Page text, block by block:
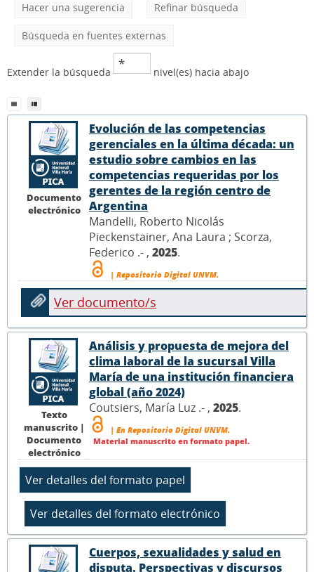
Hacer una sugerencia
Refinar búsqueda
Búsqueda en fuentes externas
Extender la búsqueda nivel(es) hacia abajo
Documento
electrónico
Evolución de las competencias
gerenciales en la última década: un
estudio sobre cambios en las
competencias requeridas por los
gerentes de la región centro de
Argentina
Mandelli, Roberto Nicolás
Pieckenstainer, Ana Laura ; Scorza,
Federico .- , 2025.
| Repositorio Digital UNVM.
Ver documento/s
Texto
manuscrito |
Documento
electrónico
Análisis y propuesta de mejora del
clima laboral de la sucursal Villa
María de una institución financiera
global (año 2024)
Coutsiers, María Luz .- , 2025.
| En Repositorio Digital UNVM.
Material manuscrito en formato papel.
Cuerpos, sexualidades y salud en
disputa. Perspectivas y discursos